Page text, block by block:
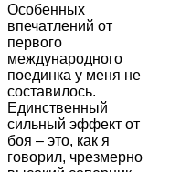
Особенных
впечатлений от
первого
международного
поединка у меня не
составилось.
Единственный
сильный эффект от
боя – это, как я
говорил, чрезмерно